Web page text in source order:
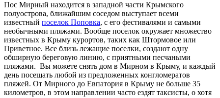
Пос Мирный находится в западной части Крымского
полуострова, ближайшим соседом выступает всеми
известный поселок Поповка, с его фестивалями и самыми
необычными пляжами. Вообще поселок окружает множество
известных в Крыму курортов, таких как Штормовое или
Приветное. Все близь лежащие поселки, создают одну
обширную береговую линию, с приятными песчаными
пляжами. Вы можете снять дом в Мирном в Крыму, и каждый
день посещать любой из предложенных конгломератов
пляжей. От Мирного до Евпатория в Крыму не больше 35
километров, в этом направлении часто ездят таксисты, о хотя